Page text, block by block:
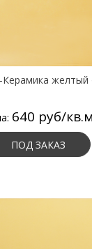
желтый
640 руб/кв.м
ПОД ЗАКАЗ